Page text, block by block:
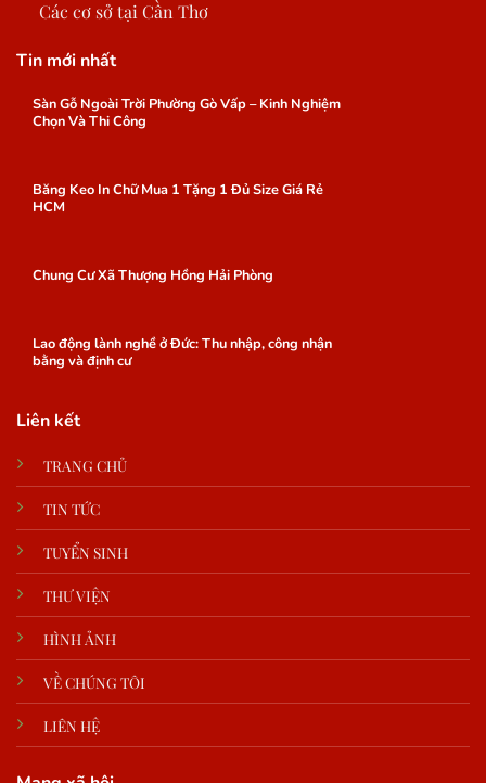
Các cơ sở tại Cần Thơ
Tin mới nhất
Sàn Gỗ Ngoài Trời Phường Gò Vấp – Kinh Nghiệm
Chọn Và Thi Công
Băng Keo In Chữ Mua 1 Tặng 1 Đủ Size Giá Rẻ
HCM
Chung Cư Xã Thượng Hồng Hải Phòng
Lao động lành nghề ở Đức: Thu nhập, công nhận
bằng và định cư
Liên kết
TRANG CHỦ
TIN TỨC
TUYỂN SINH
THƯ VIỆN
HÌNH ẢNH
VỀ CHÚNG TÔI
LIÊN HỆ